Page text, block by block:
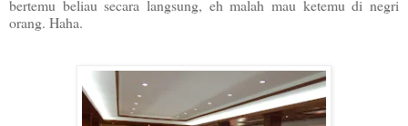
bertemu beliau secara langsung, eh malah mau ketemu di negri
orang. Haha.